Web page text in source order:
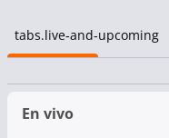
tabs.live-and-upcoming
En vivo